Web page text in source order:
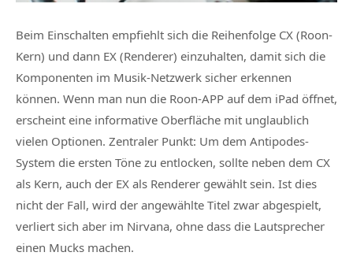
Beim Einschalten empfiehlt sich die Reihenfolge CX (Roon-
Kern) und dann EX (Renderer) einzuhalten, damit sich die
Komponenten im Musik-Netzwerk sicher erkennen
können. Wenn man nun die Roon-APP auf dem iPad öffnet,
erscheint eine informative Oberfläche mit unglaublich
vielen Optionen. Zentraler Punkt: Um dem Antipodes-
System die ersten Töne zu entlocken, sollte neben dem CX
als Kern, auch der EX als Renderer gewählt sein. Ist dies
nicht der Fall, wird der angewählte Titel zwar abgespielt,
verliert sich aber im Nirvana, ohne dass die Lautsprecher
einen Mucks machen.